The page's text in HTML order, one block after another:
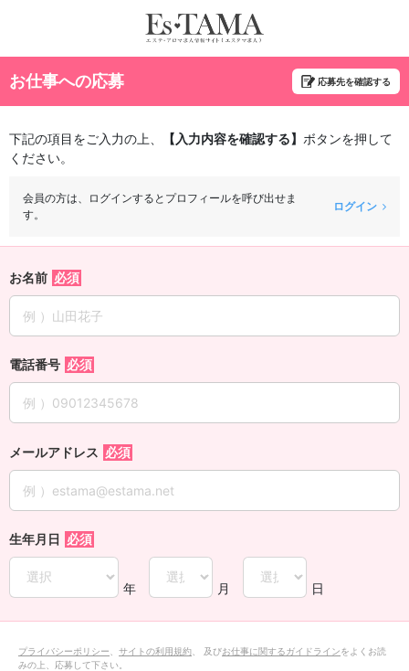
お仕事への応募 応募先を確認する
下記の項目をご入力の上、 【入力内容を確認する】 ボタンを押して
ください。
会員の方は、ログインするとプロフィールを呼び出せま
す。
ログイン
お名前
電話番号
メールアドレス
生年月日
年 月 日
プライバシーポリシー サイトの利用規約 、 及びお仕事に関するガイドラインをよくお読
みの上、応募して下さい。